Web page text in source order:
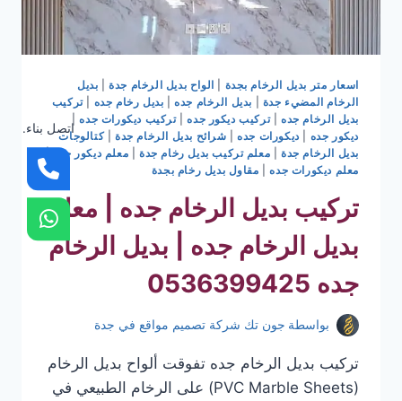
اسعار متر بديل الرخام بجدة الواح بديل الرخام جدة| بديل
الرخام المضيء جدة
بديل الرخام جده| بديل رخام جده |تركيب
بديل الرخام جده|تركيب ديكور جده|تركيب ديكورات جده|
ديكور جده
ديكورات جده| شرائح بديل الرخام جدة |كتالوجات
بديل الرخام جدة| معلم تركيب بديل رخام جدة معلم ديكور جده|
معلم ديكورات جده| مقاول بديل رخام بجدة
تركيب بديل الرخام جده | معلم
بديل الرخام جده | بديل الرخام
جده 0536399425
بواسطة جون تك شركة تصميم مواقع في جدة
تركيب بديل الرخام جده تفوقت ألواح بديل الرخام
(PVC Marble Sheets) على الرخام الطبيعي في
اتصل بناء.